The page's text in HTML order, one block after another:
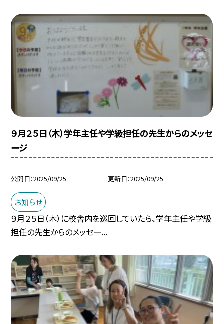
９月２５日（木）学年主任や学級担任の先生からのメッセ
ージ
公開日 2025/09/25 更新日 2025/09/25
お知らせ
９月２５日（木）に校舎内を巡回していたら、学年主任や学級
担任の先生からのメッセー...